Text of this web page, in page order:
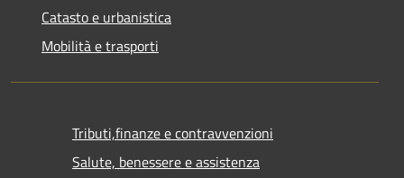
Catasto e urbanistica
Mobilità e trasporti
Tributi,finanze e contravvenzioni
Salute, benessere e assistenza